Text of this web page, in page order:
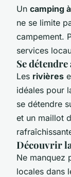
Un camping
ne se limite
campement.
services
Se
Les rivières
idéales pour
se détendre
et un maillot
Découvrir
Ne manquez
locales dans